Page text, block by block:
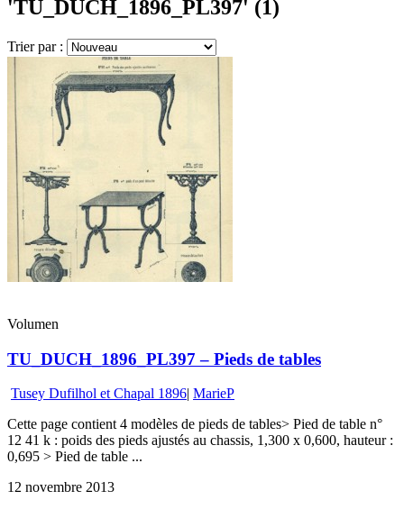
'TU_DUCH_1896_PL397' (1)
Trier par :
Volumen
TU_DUCH_1896_PL397 – Pieds de tables
Tusey Dufilhol et Chapal 1896| MarieP
Cette page contient 4 modèles de pieds de tables> Pied de table n°
12 41 k : poids des pieds ajustés au chassis, 1,300 x 0,600, hauteur :
0,695 > Pied de table ...
12 novembre 2013